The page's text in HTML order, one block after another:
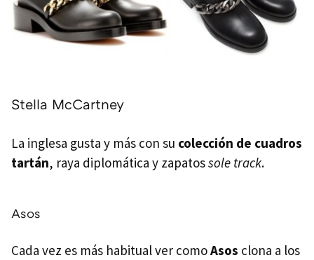
Stella McCartney
La inglesa gusta y más con su colección de cuadros
tartán, raya diplomática y zapatossole track.
Asos
Cada vez es más habitual ver comoAsos clona a los